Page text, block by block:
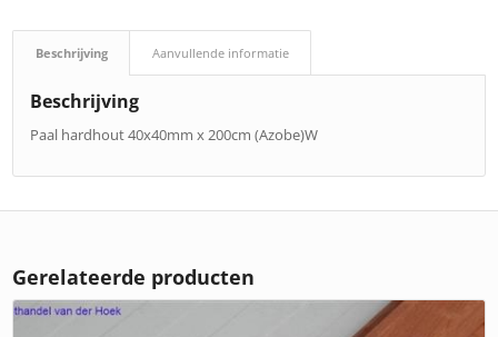
Beschrijving Aanvullende informatie
Beschrijving
Paal hardhout 40x40mm x 200cm (Azobe)W
Gerelateerde producten